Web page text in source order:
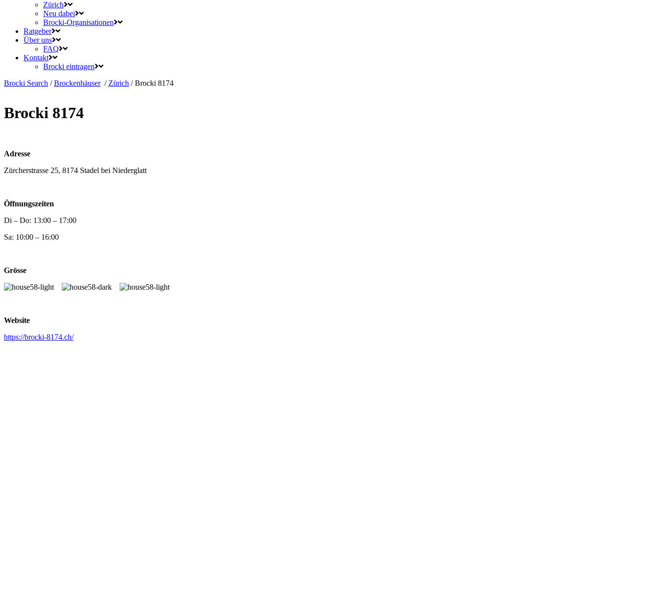
Zürich
Neu dabei
Brocki-Organisationen
Ratgeber
Über uns
FAQ
Kontakt
Brocki eintragen
Brocki Search /Brockenhäuser / Zürich /Brocki 8174
Brocki 8174
Adresse
Zürcherstrasse 25, 8174 Stadel bei Niederglatt
Öffnungszeiten
Di – Do: 13:00 – 17:00
Sa: 10:00 – 16:00
Grösse
Website
https://brocki-8174.ch/